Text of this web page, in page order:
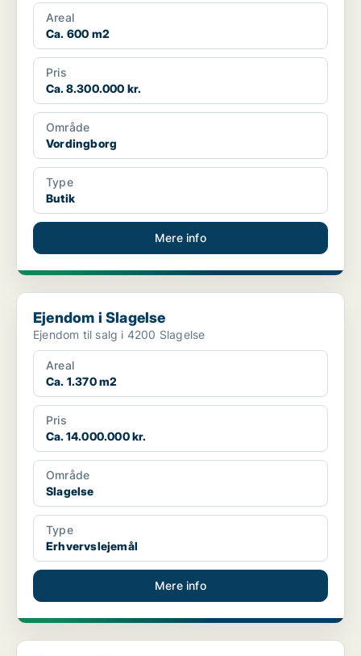
Areal
Ca. 600 m2
Pris
Ca. 8.300.000 kr.
Område
Vordingborg
Type
Butik
Mere info
Ejendom i Slagelse
Ejendom i Slagelse
Ejendom til salg i 4200 Slagelse
Areal
Ca. 1.370 m2
Pris
Ca. 14.000.000 kr.
Område
Slagelse
Type
Erhvervslejemål
Mere info
Ejendom i Rødby